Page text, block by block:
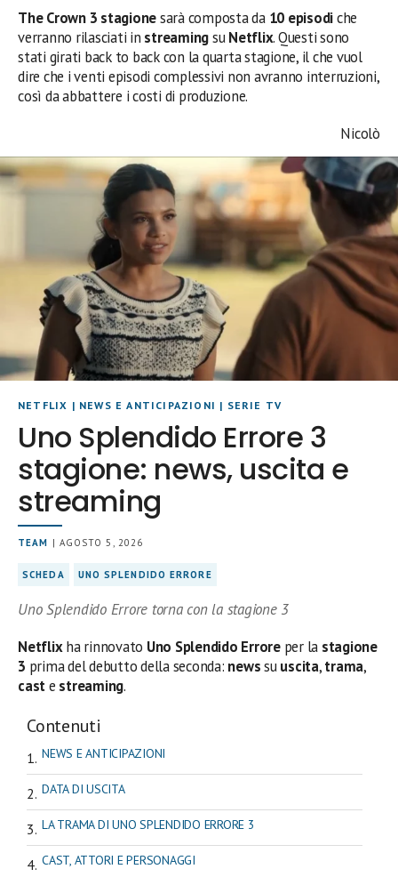
The Crown 3 stagionesarà composta da 10 episodiche
verranno rilasciati in streamingsuNetflix. Questi sono
stati girati back to back con la quarta stagione, il che vuol
dire che i venti episodi complessivi non avranno interruzioni,
così da abbattere i costi di produzione.
Nicolò
NETFLIX | NEWS E ANTICIPAZIONI | SERIE TV
Uno Splendido Errore 3
stagione: news, uscita e
streaming
TEAM | AGOSTO 5, 2026
SCHEDA UNO SPLENDIDO ERRORE
Uno Splendido Errore torna con la stagione 3
Netflixha rinnovato Uno Splendido Erroreper la stagione
3 prima del debutto della seconda: newssuuscita,trama,
caste streaming.
Contenuti
NEWS E ANTICIPAZIONI
DATA DI USCITA
LA TRAMA DI UNO SPLENDIDO ERRORE 3
CAST, ATTORI E PERSONAGGI